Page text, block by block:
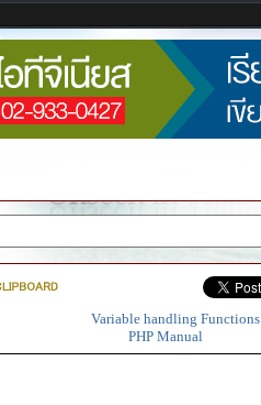
Variable handling Functions
PHP Manual